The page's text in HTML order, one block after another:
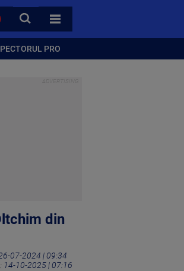
CAUTA
TOATE CATEGORIILE
PRO
din
07-2024 | 09:34
14-10-2025 | 07:16